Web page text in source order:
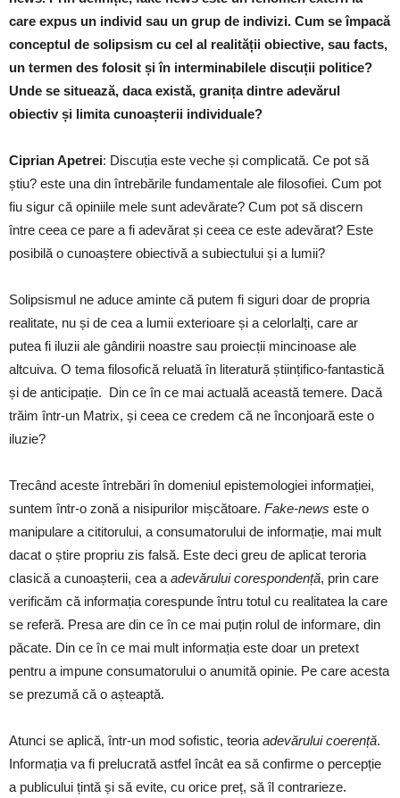
care expus un individ sau un grup de indivizi. Cum se împacă
conceptul de solipsism cu cel al realității obiective, sau facts,
un termen des folosit și în interminabilele discuții politice?
Unde se situează, daca există, granița dintre adevărul
obiectiv și limita cunoașterii individuale?
Ciprian Apetrei: Discuția este veche și complicată. Ce pot să
știu? este una din întrebările fundamentale ale filosofiei. Cum pot
fiu sigur că opiniile mele sunt adevărate? Cum pot să discern
între ceea ce pare a fi adevărat și ceea ce este adevărat? Este
posibilă o cunoaștere obiectivă a subiectului și a lumii?
Solipsismul ne aduce aminte că putem fi siguri doar de propria
realitate, nu și de cea a lumii exterioare și a celorlalți, care ar
putea fi iluzii ale gândirii noastre sau proiecții mincinoase ale
altcuiva. O tema filosofică reluată în literatură științifico-fantastică
și de anticipație. Din ce în ce mai actuală această temere. Dacă
trăim într-un Matrix, și ceea ce credem că ne înconjoară este o
iluzie?
Trecând aceste întrebări în domeniul epistemologiei informației,
suntem într-o zonă a nisipurilor mișcătoare. Fake-news este o
manipulare a cititorului, a consumatorului de informație, mai mult
dacat o știre propriu zis falsă. Este deci greu de aplicat teroria
clasică a cunoașterii, cea a adevărului corespondență, prin care
verificăm că informația corespunde întru totul cu realitatea la care
se referă. Presa are din ce în ce mai puțin rolul de informare, din
păcate. Din ce în ce mai mult informația este doar un pretext
pentru a impune consumatorului o anumită opinie. Pe care acesta
se prezumă că o așteaptă.
Atunci se aplică, într-un mod sofistic, teoria adevărului coerență.
Informația va fi prelucrată astfel încât ea să confirme o percepție
a publicului țintă și să evite, cu orice preț, să îl contrarieze.